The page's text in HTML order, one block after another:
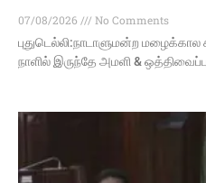
07/08/2026
No Comments
புதுடெல்லி:நாடாளுமன்ற
நாளில் இருந்தே அமளி & ஒத்திவைப்பு